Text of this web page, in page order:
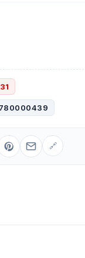
🔗